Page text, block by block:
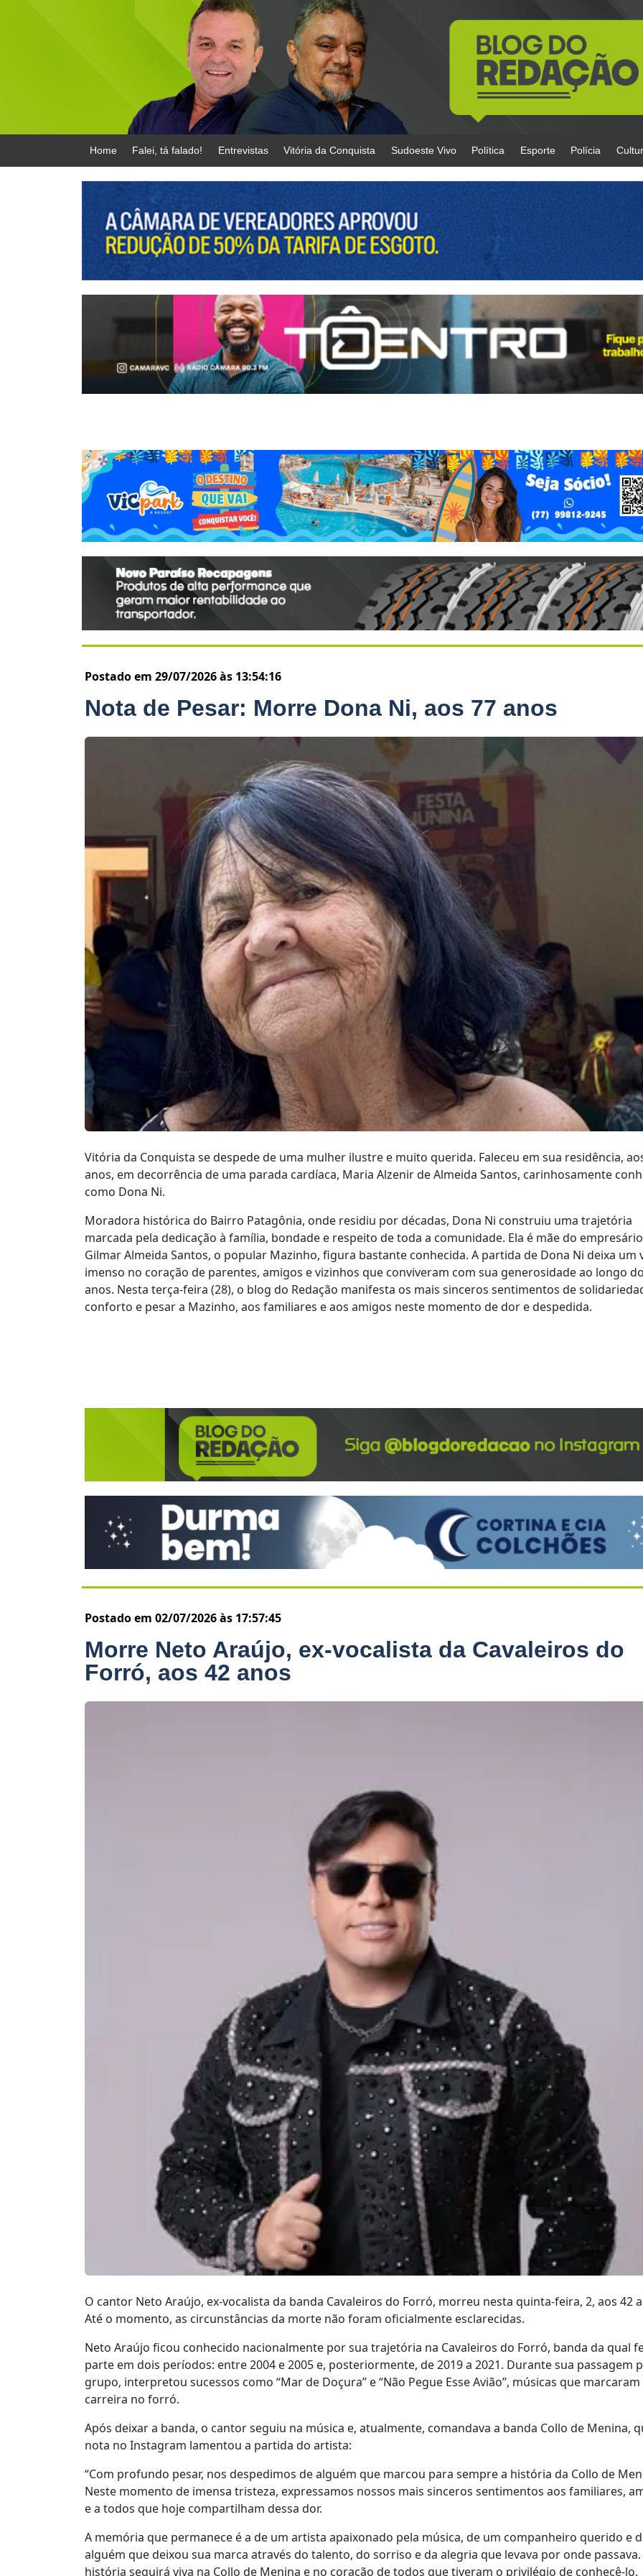
Home Falei, tá falado! Entrevistas Vitória da Conquista Sudoeste Vivo Política Esporte Polícia
Postado em 29/07/2026 às 13:54:16
Nota de Pesar: Morre Dona Ni, aos 77 anos
Vitória da Conquista se despede de uma mulher ilustre e muito querida. Faleceu em sua residência,
anos, em decorrência de uma parada cardíaca, Maria Alzenir de Almeida Santos, carinhosamente
como Dona Ni.
Moradora histórica do Bairro Patagônia, onde residiu por décadas, Dona Ni construiu uma trajetória
marcada pela dedicação à família, bondade e respeito de toda a comunidade. Ela é mãe do empresário
Gilmar Almeida Santos, o popular Mazinho, figura bastante conhecida. A partida de Dona Ni deixa um
imenso no coração de parentes, amigos e vizinhos que conviveram com sua generosidade ao longo
anos. Nesta terça-feira (28), o blog do Redação manifesta os mais sinceros sentimentos de
conforto e pesar a Mazinho, aos familiares e aos amigos neste momento de dor e despedida.
Postado em 02/07/2026 às 17:57:45
Morre Neto Araújo, ex-vocalista da Cavaleiros do
Forró, aos 42 anos
O cantor Neto Araújo, ex-vocalista da banda Cavaleiros do Forró, morreu nesta quinta-feira, 2, aos 42
Até o momento, as circunstâncias da morte não foram oficialmente esclarecidas.
Neto Araújo ficou conhecido nacionalmente por sua trajetória na Cavaleiros do Forró, banda da qual
parte em dois períodos: entre 2004 e 2005 e, posteriormente, de 2019 a 2021. Durante sua passagem
grupo, interpretou sucessos como “Mar de Doçura” e “Não Pegue Esse Avião”, músicas que marcaram
carreira no forró.
Após deixar a banda, o cantor seguiu na música e, atualmente, comandava a banda Collo de Menina,
nota no Instagram lamentou a partida do artista:
“Com profundo pesar, nos despedimos de alguém que marcou para sempre a história da Collo de
Neste momento de imensa tristeza, expressamos nossos mais sinceros sentimentos aos familiares,
e a todos que hoje compartilham dessa dor.
A memória que permanece é a de um artista apaixonado pela música, de um companheiro querido e
alguém que deixou sua marca através do talento, do sorriso e da alegria que levava por onde passava.
história seguirá viva na Collo de Menina e no coração de todos que tiveram o privilégio de conhecê-lo.